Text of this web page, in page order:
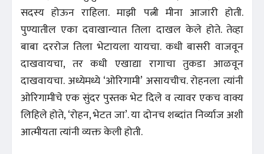
सदस्य होऊन राहिला. माझी पत्नी मीना आजारी होती.
पुण्यातील एका दवाखान्यात तिला दाखल केले होते. तेव्हा
बाबा दररोज तिला भेटायला यायचा. कधी बासरी वाजवून
दाखवायचा, तर कधी एखाद्या रागाचा तुकडा आळवून
दाखवायचा. अध्येमध्ये ‘ओरिगामी’ असायचीच. रोहनला त्यांनी
ओरिगामीचे एक सुंदर पुस्तक भेट दिले व त्यावर एकच वाक्य
लिहिले होते, ‘रोहन, भेटत जा’. या दोनच शब्दांत निर्व्याज अशी
आत्मीयता त्यांनी व्यक्त केली होती.